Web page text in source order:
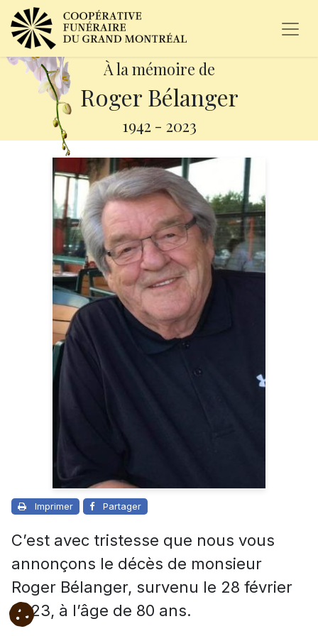
À la mémoire de
Roger Bélanger
1942 - 2023
Imprimer Partager
C’est avec tristesse que nous vous
annonçons le décès de monsieur
Roger Bélanger, survenu le 28 février
2023, à l’âge de 80 ans.